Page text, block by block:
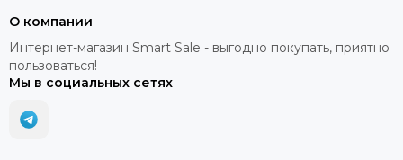
О компании
Интернет-магазин Smart Sale - выгодно покупать, приятно
пользоваться!
Мы в социальных сетях